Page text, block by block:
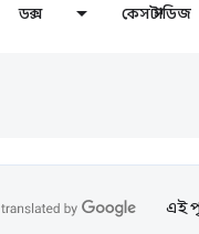
ডক্স কেস স্টাডিজ
এই